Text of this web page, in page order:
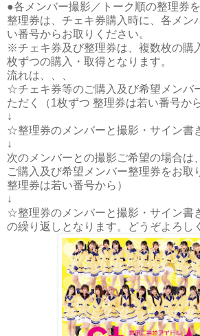
●各メンバー撮影／トーク順の整理券
整理券は、チェキ券購入時に、各メン
い番号からお取りください。
※チェキ券及び整理券は、複数枚の購
枚ずつの購入・取得となります。
流れは、、、
☆チェキ券等のご購入及び希望メンバ
ただく（1枚ずつ 整理券は若い番号から
↓
☆整理券のメンバーと撮影・サイン書
↓
次のメンバーとの撮影ご希望の場合は
ご購入及び希望メンバー整理券をお取
整理券は若い番号から）
↓
☆整理券のメンバーと撮影・サイン書
の繰り返しとなります。どうぞよろし